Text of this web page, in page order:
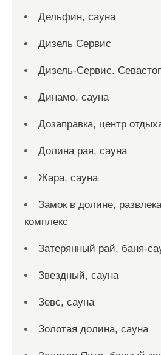
Дельфин, сауна
Дизель Сервис
Дизель-Сервис.
Динамо, сауна
Дозаправка, центр
Долина рая, сауна
Жара, сауна
Замок в долине,
комплекс
Затерянный рай, баня-
Звездный, сауна
Зевс, сауна
Золотая долина, сауна